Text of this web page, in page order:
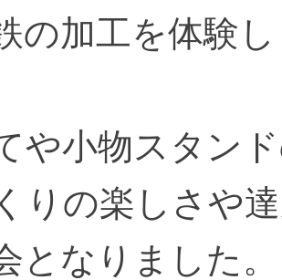
の加工を体験
や小物スタン
りの楽しさや
となりました。